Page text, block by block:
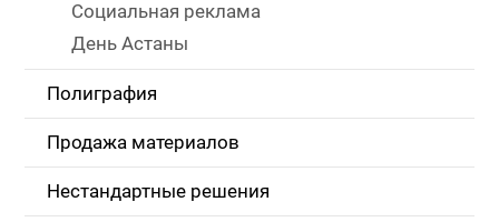
Социальная реклама
День Астаны
Полиграфия
Продажа материалов
Нестандартные решения